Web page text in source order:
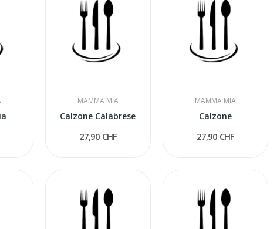
MAMMA MIA
Calzone Calabrese
27,90 CHF
MAMMA MIA
Calzone
27,90 CHF